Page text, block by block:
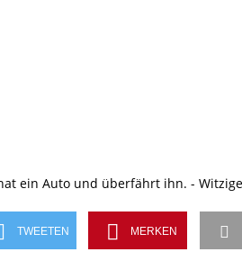
TWEETEN MERKEN